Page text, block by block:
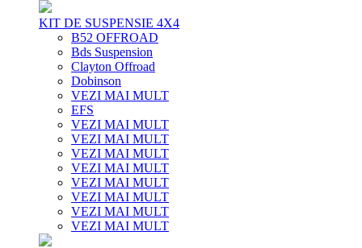
KIT DE SUSPENSIE 4X4
B52 OFFROAD
Bds Suspension
Clayton Offroad
Dobinson
VEZI MAI MULT
EFS
VEZI MAI MULT
VEZI MAI MULT
VEZI MAI MULT
VEZI MAI MULT
VEZI MAI MULT
VEZI MAI MULT
VEZI MAI MULT
VEZI MAI MULT